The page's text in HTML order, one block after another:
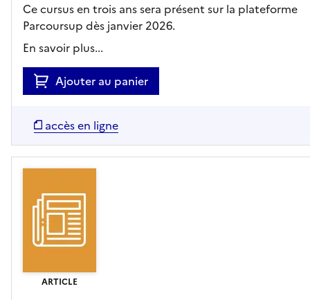
Ce cursus en trois ans sera présent sur la plateforme
Parcoursup dès janvier 2026.
En savoir plus...
Ajouter au panier
accès en ligne
ARTICLE